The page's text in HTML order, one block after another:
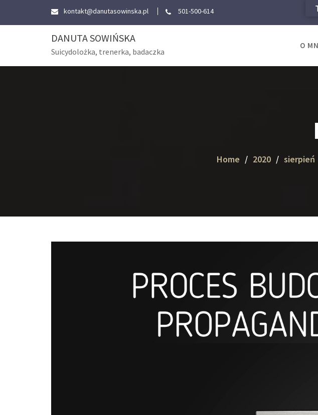
kontakt@danutasowinska.pl 501-500-614
DANUTA SOWIŃSKA
Suicydolożka, trenerka, badaczka
O
Home 2020 sierpień